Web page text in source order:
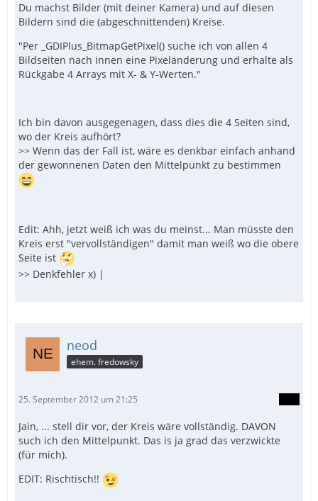
Du machst Bilder (mit deiner Kamera) und auf diesen
Bildern sind die (abgeschnittenden) Kreise.
"Per _GDIPlus_BitmapGetPixel() suche ich von allen 4
Bildseiten nach innen eine Pixeländerung und erhalte als
Rückgabe 4 Arrays mit X- & Y-Werten."
Ich bin davon ausgegenagen, dass dies die 4 Seiten sind,
wo der Kreis aufhört?
>> Wenn das der Fall ist, wäre es denkbar einfach anhand
der gewonnenen Daten den Mittelpunkt zu bestimmen
Edit: Ahh, jetzt weiß ich was du meinst... Man müsste den
Kreis erst "vervollständigen" damit man weiß wo die obere
Seite ist
>> Denkfehler x) |
neod
ehem. fredowsky
25. September 2012 um 21:25
Jain, ... stell dir vor, der Kreis wäre vollständig. DAVON
such ich den Mittelpunkt. Das is ja grad das verzwickte
(für mich).
EDIT: Rischtisch!!